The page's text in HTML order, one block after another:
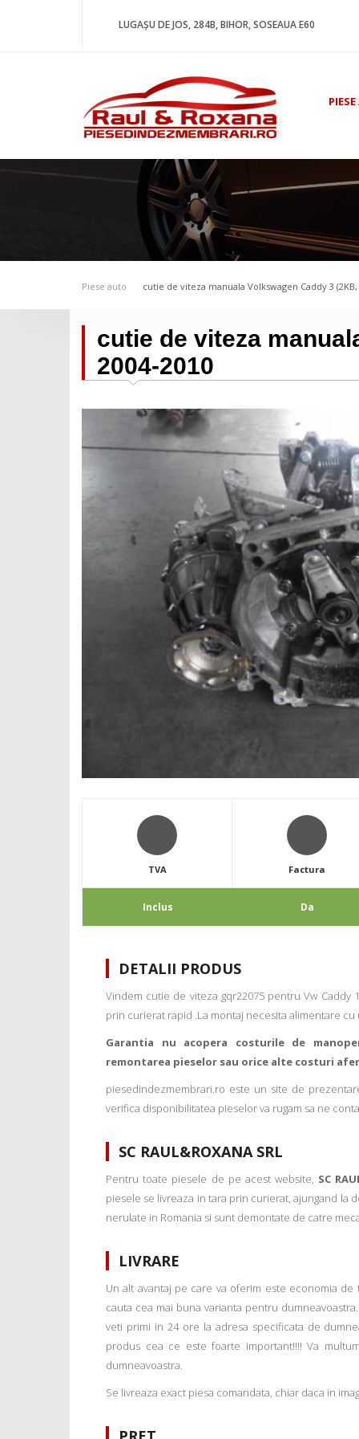
LUGAȘU DE JOS, 284B, BIHOR, SOSEAUA E60
Piese auto cutie de viteza manuala Volkswagen Caddy 3 (2KB,
cutie de viteza
2004-2010
TVA
Inclus
Factura
Da
DETALII PRODUS
Vindem cutie de viteza gqr22075 pentru Vw
prin curierat rapid .La montaj necesita alimentare cu
Garantia nu acopera costurile de
remontarea pieselor sau orice alte costuri
piesedindezmembrari.ro este un site de
verifica disponibilitatea pieselor va rugam sa ne
SC RAUL&ROXANA SRL
Pentru toate piesele de pe acest website, SC
piesele se livreaza in tara prin curierat, ajungand la
nerulate in Romania si sunt demontate de catre
LIVRARE
Un alt avantaj pe care va oferim este economia
cauta cea mai buna varianta pentru
veti primi in 24 ore la adresa specificata de
produs cea ce este foarte important!!!! Va
dumneavoastra.
Se livreaza exact piesa comandata, chiar daca in